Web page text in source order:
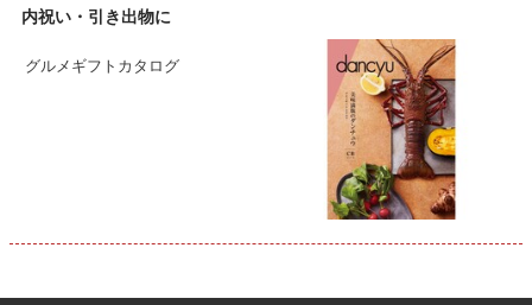
内祝い・引き出物に
グルメギフトカタログ